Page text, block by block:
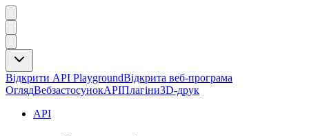
Відкрити API PlaygroundВідкрита веб-програма
ОглядВебзастосунокAPIПлагіни3D-друк
API